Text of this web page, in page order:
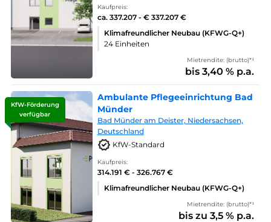
Kaufpreis:
ca. 337.207 - € 337.207 €
Klimafreundlicher Neubau (KFWG-Q+)
24 Einheiten
Mietrendite: (brutto)*¹
bis 3,40 % p.a.
KfW-Förderung
verfügbar
Ambulante Pflegeeinrichtung Bad
Münder
Bad Münder am Deister, Niedersachsen,
Deutschland
KfW-Standard
Kaufpreis:
314.191 € - 326.767 €
Klimafreundlicher Neubau (KFWG-Q+)
Mietrendite: (brutto)*¹
bis zu 3,5 % p.a.